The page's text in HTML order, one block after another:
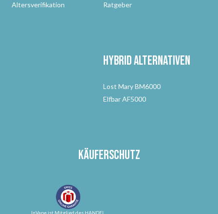
Altersverifikation
Ratgeber
Hybrid Alternativen
Lost Mary BM6000
Elfbar AF5000
Käuferschutz
InVape ist Mitglied des HANDEL